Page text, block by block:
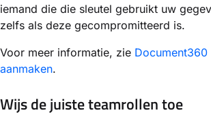
iemand die die sleutel gebruikt uw
zelfs als deze gecompromitteerd is.
Voor meer informatie, zie Document360
aanmaken.
Wijs de juiste teamrollen toe